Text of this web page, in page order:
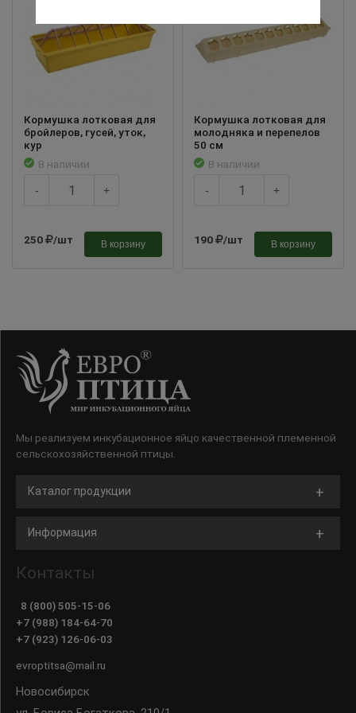
Кормушка лотковая для
бройлеров, гусей, уток,
кур
В наличии
- +
250 /шт В корзину
Кормушка лотковая для
молодняка и перепелов
50 см
В наличии
- +
190 /шт В корзину
Мы реализуем инкубационное яйцо качественной племенной
сельскохозяйственной птицы.
Каталог продукции
Информация
Контакты
8 (800) 505-15-06
+7 (988) 184-64-70
+7 (923) 126-06-03
evroptitsa@mail.ru
Новосибирск